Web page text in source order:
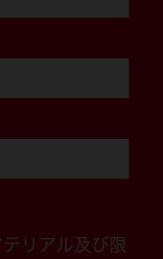
リアル及び限